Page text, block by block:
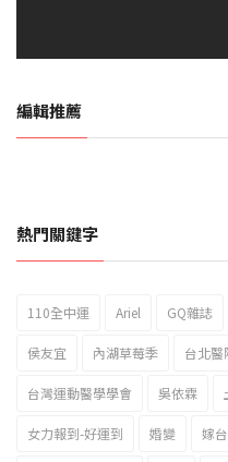
編輯推薦
2023新北市北海岸國際
熱門關鍵字
110全中運 Ariel GQ雜誌
侯友宜 內湖草莓季 台北醫
台灣運動醫學學會 吳依霖
女力報到-好運到 婚變 嫁